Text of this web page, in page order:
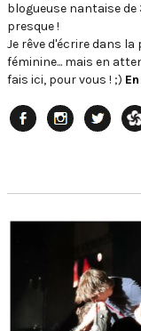
blogueuse nantaise de
presque !
Je rêve d'écrire dans la
féminine... mais en
fais ici, pour vous ! ;)